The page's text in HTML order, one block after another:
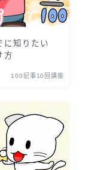
に知りたい
方
100記事10回講座